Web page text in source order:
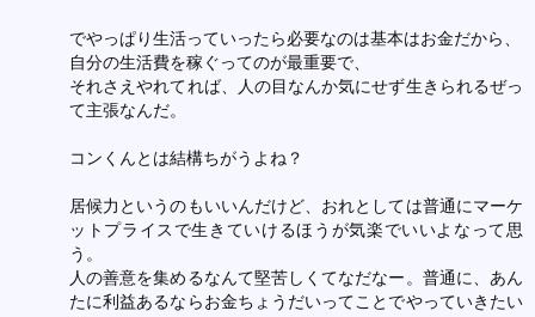
でやっぱり生活っていったら必要なのは基本はお金だから、
自分の生活費を稼ぐってのが最重要で、
それさえやれてれば、人の目なんか気にせず生きられるぜっ
て主張なんだ。
コンくんとは結構ちがうよね？
居候力というのもいいんだけど、おれとしては普通にマーケ
ットプライスで生きていけるほうが気楽でいいよなって思
う。
人の善意を集めるなんて堅苦しくてなだなー。普通に、あん
たに利益あるならお金ちょうだいってことでやっていきたい